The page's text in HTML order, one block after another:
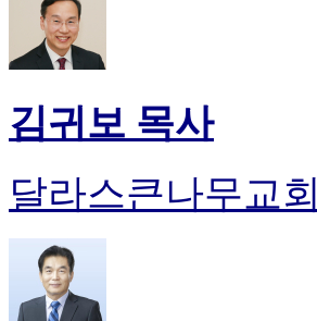
김귀보 목사
달라스큰나무교회